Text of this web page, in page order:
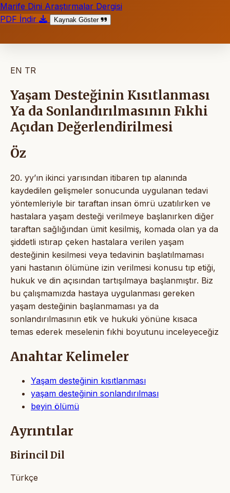
Marife Dini Araştırmalar Dergisi
PDF İndir
Kaynak Göster
EN TR
Yaşam Desteğinin Kısıtlanması
Ya da Sonlandırılmasının Fıkhi
Açıdan Değerlendirilmesi
Öz
20. yy’ın ikinci yarısından itibaren tıp alanında
kaydedilen gelişmeler sonucunda uygulanan tedavi
yöntemleriyle bir taraftan insan ömrü uzatılırken ve
hastalara yaşam desteği verilmeye başlanırken diğer
taraftan sağlığından ümit kesilmiş, komada olan ya da
şiddetli ıstırap çeken hastalara verilen yaşam
desteğinin kesilmesi veya tedavinin başlatılmaması
yani hastanın ölümüne izin verilmesi konusu tıp etiği,
hukuk ve din açısından tartışılmaya başlanmıştır. Biz
bu çalışmamızda hastaya uygulanması gereken
yaşam desteğinin başlanmaması ya da
sonlandırılmasının etik ve hukuki yönüne kısaca
temas ederek meselenin fıkhi boyutunu inceleyeceğiz
Anahtar Kelimeler
Yaşam desteğinin kısıtlanması
yaşam desteğinin sonlandırılması
beyin ölümü
Ayrıntılar
Birincil Dil
Türkçe